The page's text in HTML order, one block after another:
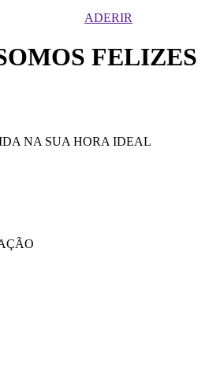
ADERIR
FELIZES
NA SUA HORA IDEAL